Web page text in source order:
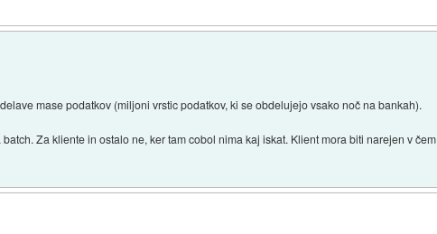
mase podatkov (miljoni vrstic podatkov, ki se obdelujejo vsako noč na bankah).
Za kliente in ostalo ne, ker tam cobol nima kaj iskat. Klient mora biti narejen v čem